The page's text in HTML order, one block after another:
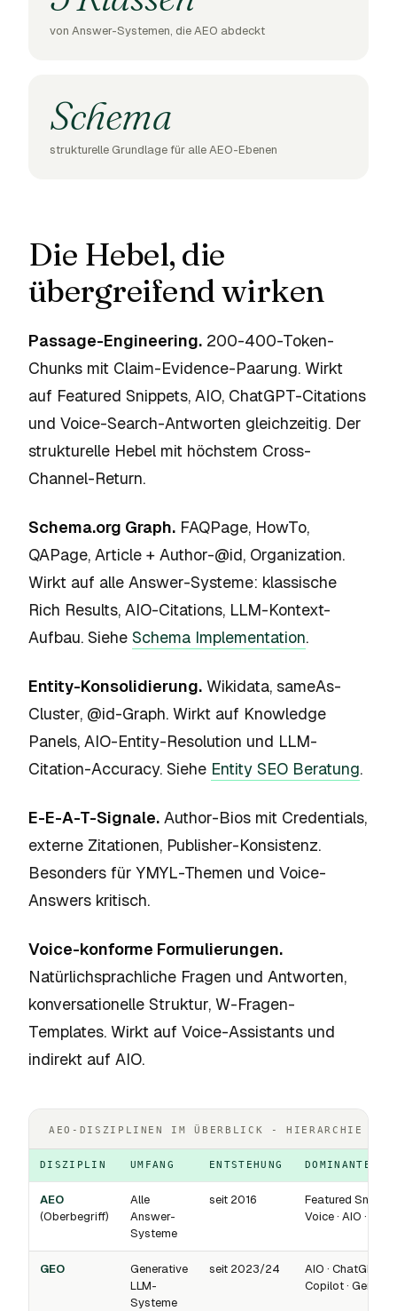
von Answer-Systemen, die AEO abdeckt
Schema
strukturelle Grundlage für alle AEO-Ebenen
Die Hebel, die
übergreifend wirken
Passage-Engineering. 200-400-Token-
Chunks mit Claim-Evidence-Paarung. Wirkt
auf Featured Snippets, AIO, ChatGPT-Citations
und Voice-Search-Antworten gleichzeitig. Der
strukturelle Hebel mit höchstem Cross-
Channel-Return.
Schema.org Graph. FAQPage, HowTo,
QAPage, Article + Author-@id, Organization.
Wirkt auf alle Answer-Systeme: klassische
Rich Results, AIO-Citations, LLM-Kontext-
Aufbau. Siehe Schema Implementation.
Entity-Konsolidierung. Wikidata, sameAs-
Cluster, @id-Graph. Wirkt auf Knowledge
Panels, AIO-Entity-Resolution und LLM-
Citation-Accuracy. Siehe Entity SEO Beratung.
E-E-A-T-Signale. Author-Bios mit Credentials,
externe Zitationen, Publisher-Konsistenz.
Besonders für YMYL-Themen und Voice-
Answers kritisch.
Voice-konforme Formulierungen.
Natürlichsprachliche Fragen und Antworten,
konversationelle Struktur, W-Fragen-
Templates. Wirkt auf Voice-Assistants und
indirekt auf AIO.
AEO-DISZIPLINEN IM ÜBERBLICK - HIERARCHIE UND
DISZIPLIN UMFANG ENTSTEHUNG DOMINANTE
AEO
(Oberbegriff)
Alle
Answer-
Systeme
seit 2016
Featured
Voice · AIO · LLMs
GEO
Generative
LLM-
Systeme
seit 2023/24
AIO · ChatGPT ·
Copilot · Gemini